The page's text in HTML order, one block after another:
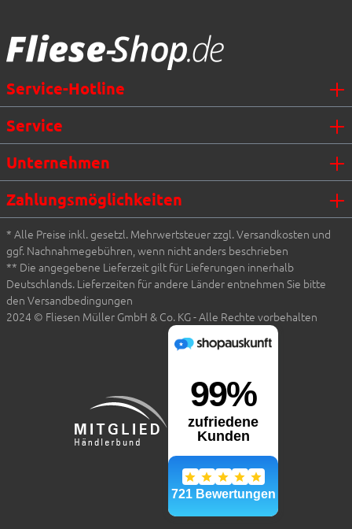
Service-Hotline
Service
Unternehmen
Zahlungsmöglichkeiten
* Alle Preise inkl. gesetzl. Mehrwertsteuer zzgl. Versandkosten und
ggf. Nachnahmegebühren, wenn nicht anders beschrieben
** Die angegebene Lieferzeit gilt für Lieferungen innerhalb
Deutschlands. Lieferzeiten für andere Länder entnehmen Sie bitte
den Versandbedingungen
2024 © Fliesen Müller GmbH & Co. KG - Alle Rechte vorbehalten